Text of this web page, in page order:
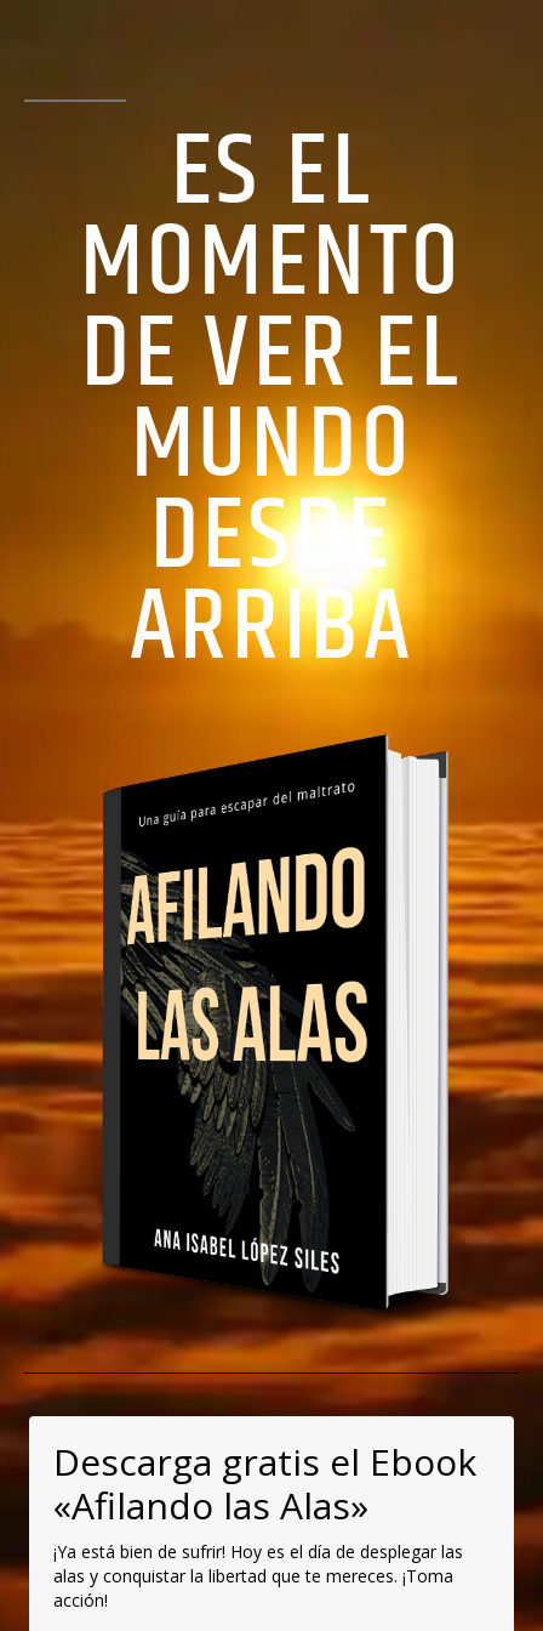
ES EL
MOMENTO
DE VER EL
MUNDO
DESDE
ARRIBA
Descarga gratis el Ebook
«Afilando las Alas»
¡Ya está bien de sufrir! Hoy es el día de desplegar las
alas y conquistar la libertad que te mereces. ¡Toma
acción!